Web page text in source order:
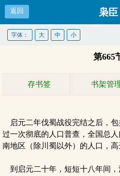
返回 枭臣
字体： 大 中 小
第665
存书签 书架管
启元二年伐蜀战役完结之后，
过一次彻底的人口普查，全国总
南地区（除川蜀以外）的人口，高
到启元二十年，短短十八年间